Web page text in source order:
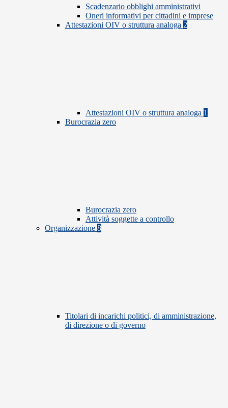
Scadenzario obblighi amministrativi
Oneri informativi per cittadini e imprese
Attestazioni OIV o struttura analoga 2
Attestazioni OIV o struttura analoga 1
Burocrazia zero
Burocrazia zero
Attività soggette a controllo
Organizzazione 8
Titolari di incarichi politici, di amministrazione,
di direzione o di governo